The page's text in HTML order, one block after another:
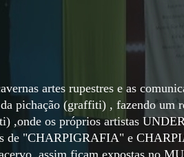
artes rupestres e as
pichação (graffiti) , fazendo um
,onde os próprios artistas
de "CHARPIGRAFIA" e